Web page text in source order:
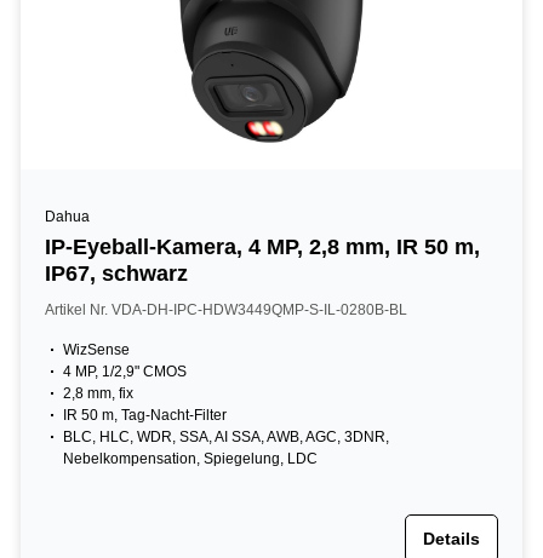
Dahua
IP-Eyeball-Kamera, 4 MP, 2,8 mm, IR 50 m,
IP67, schwarz
Artikel Nr. VDA-DH-IPC-HDW3449QMP-S-IL-0280B-BL
WizSense
4 MP, 1/2,9" CMOS
2,8 mm, fix
IR 50 m, Tag-Nacht-Filter
BLC, HLC, WDR, SSA, AI SSA, AWB, AGC, 3DNR,
Nebelkompensation, Spiegelung, LDC
Details